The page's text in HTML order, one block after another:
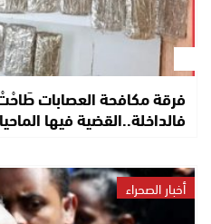
فالداخلة..القضية فيها
أخبار الصحراء